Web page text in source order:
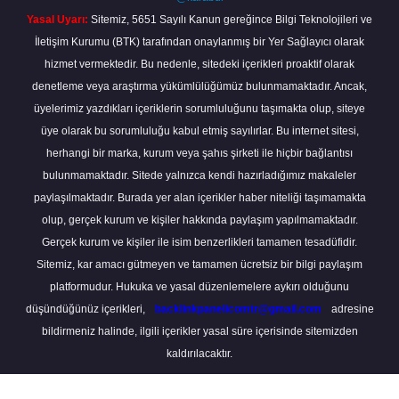
Yasal Uyarı: Sitemiz, 5651 Sayılı Kanun gereğince Bilgi Teknolojileri ve
İletişim Kurumu (BTK) tarafından onaylanmış bir Yer Sağlayıcı olarak
hizmet vermektedir. Bu nedenle, sitedeki içerikleri proaktif olarak
denetleme veya araştırma yükümlülüğümüz bulunmamaktadır. Ancak,
üyelerimiz yazdıkları içeriklerin sorumluluğunu taşımakta olup, siteye
üye olarak bu sorumluluğu kabul etmiş sayılırlar. Bu internet sitesi,
herhangi bir marka, kurum veya şahıs şirketi ile hiçbir bağlantısı
bulunmamaktadır. Sitede yalnızca kendi hazırladığımız makaleler
paylaşılmaktadır. Burada yer alan içerikler haber niteliği taşımamakta
olup, gerçek kurum ve kişiler hakkında paylaşım yapılmamaktadır.
Gerçek kurum ve kişiler ile isim benzerlikleri tamamen tesadüfidir.
Sitemiz, kar amacı gütmeyen ve tamamen ücretsiz bir bilgi paylaşım
platformudur. Hukuka ve yasal düzenlemelere aykırı olduğunu
düşündüğünüz içerikleri,
backlinkpanelicomtr@gmail.com
adresine
bildirmeniz halinde, ilgili içerikler yasal süre içerisinde sitemizden
kaldırılacaktır.